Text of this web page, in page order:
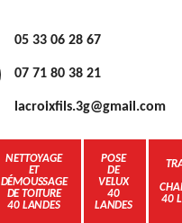
05 33 06 28 67
07 71 80 38 21
lacroixfils.3g@gmail.com
NETTOYAGE
ET
DÉMOUSSAGE
DE TOITURE
40 LANDES
POSE
DE
VELUX
40
LANDES
40